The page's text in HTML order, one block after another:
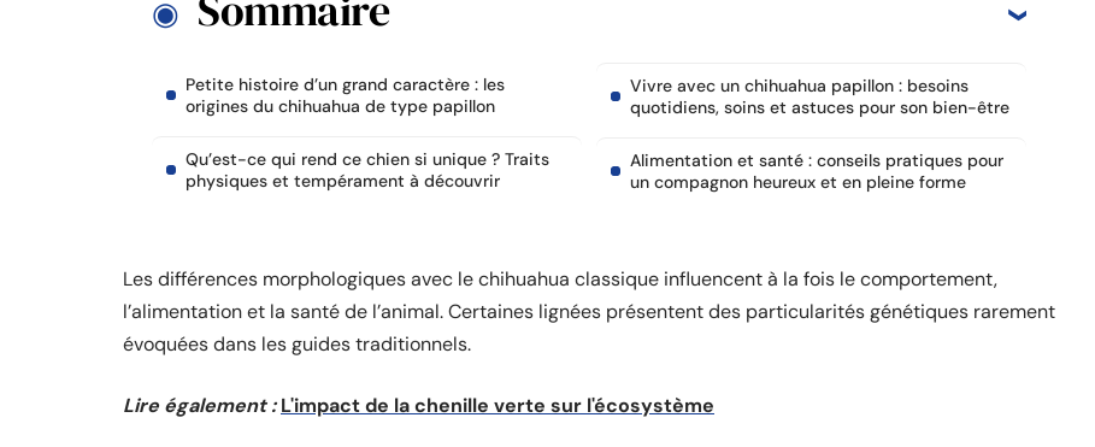
Petite histoire d’un grand caractère : les
origines du chihuahua de type papillon
Qu’est-ce qui rend ce chien si unique ? Traits
physiques et tempérament à découvrir
Vivre avec un chihuahua papillon : besoins
quotidiens, soins et astuces pour son bien-être
Alimentation et santé : conseils pratiques pour
un compagnon heureux et en pleine forme
Les différences morphologiques avec le chihuahua classique influencent à la fois le comportement,
l’alimentation et la santé de l’animal. Certaines lignées présentent des particularités génétiques rarement
évoquées dans les guides traditionnels.
Lire également : L'impact de la chenille verte sur l'écosystème